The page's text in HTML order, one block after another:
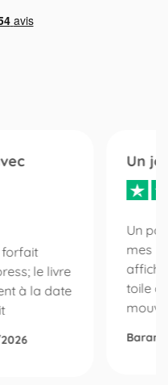
forfait
le livre
à la date
Un
Un
mes
toile